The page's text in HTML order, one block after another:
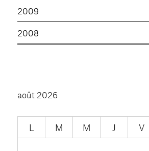
2009
2008
août 2026
L M M J V